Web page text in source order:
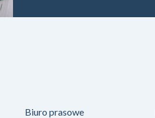
Biuro prasowe